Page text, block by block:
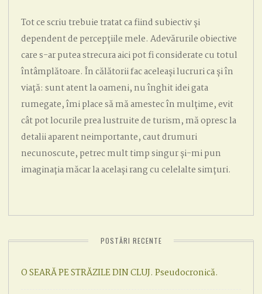
Tot ce scriu trebuie tratat ca fiind subiectiv și
dependent de percepțiile mele. Adevărurile obiective
care s-ar putea strecura aici pot fi considerate cu totul
întâmplătoare. În călătorii fac aceleași lucruri ca și în
viață: sunt atent la oameni, nu înghit idei gata
rumegate, îmi place să mă amestec în mulțime, evit
cât pot locurile prea lustruite de turism, mă opresc la
detalii aparent neimportante, caut drumuri
necunoscute, petrec mult timp singur și-mi pun
imaginația măcar la același rang cu celelalte simțuri.
POSTĂRI RECENTE
O SEARĂ PE STRĂZILE DIN CLUJ. Pseudocronică.